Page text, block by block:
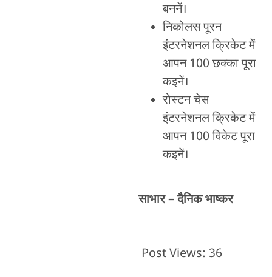
बननें।
निकोलस पूरन
इंटरनेशनल क्रिकेट में
आपन 100 छक्का पूरा
कइनें।
रोस्टन चेस
इंटरनेशनल क्रिकेट में
आपन 100 विकेट पूरा
कइनें।
साभार – दैनिक भाष्कर
Post Views: 36